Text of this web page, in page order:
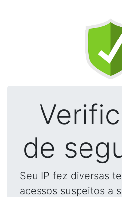
de
Seu IP fez diversas
acessos suspeitos a